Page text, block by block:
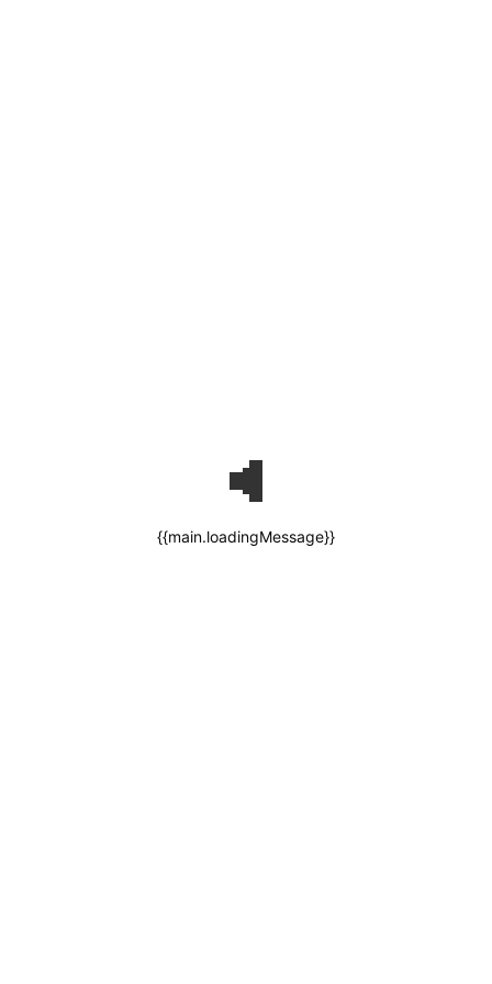
{{main.loadingMessage}}